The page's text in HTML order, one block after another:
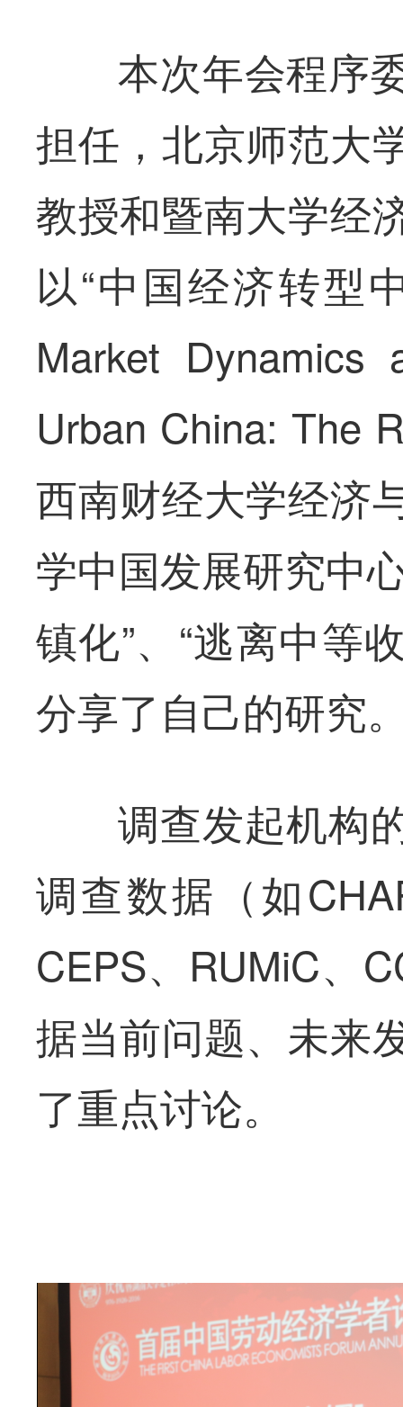
本次年会程序
担任，北京师范大
教授和暨南大学经
以“中国经济转型
Market Dynamics
Urban China: The
西南财经大学经济
学中国发展研究中
镇化”、“逃离中等
分享了自己的研究
调查发起机构
调查数据（如
CEPS、RUMiC、
据当前问题、未来
了重点讨论。